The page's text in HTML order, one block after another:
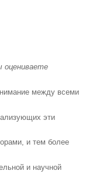
оцениваете
между всеми
эти
и тем более
и научной